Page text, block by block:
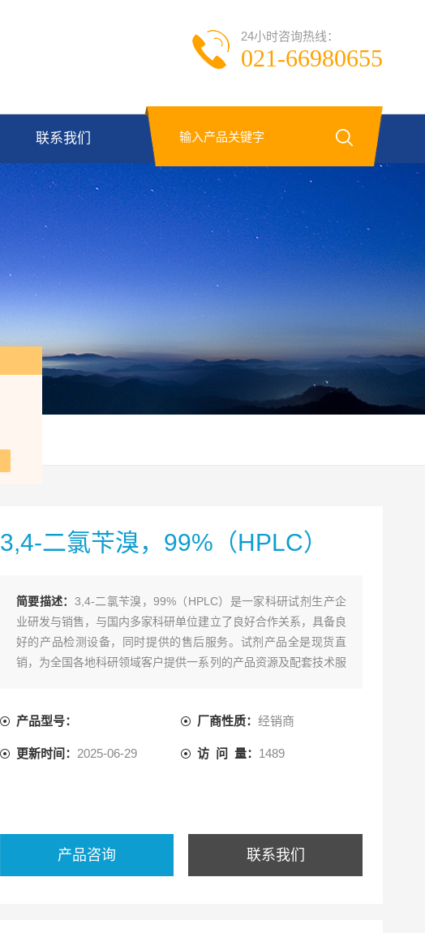
24小时咨询热线：
021-66980655
联系我们
3,4-二氯苄溴，99%（HPLC）
简要描述： 3,4-二氯苄溴，99%（HPLC）是一家科研试剂生产企
业研发与销售，与国内多家科研单位建立了良好合作关系，具备良
好的产品检测设备，同时提供的售后服务。试剂产品全是现货直
销，为全国各地科研领域客户提供一系列的产品资源及配套技术服
产品型号： 厂商性质：经销商
更新时间： 2025-06-29 访 问 量： 1489
产品咨询 联系我们